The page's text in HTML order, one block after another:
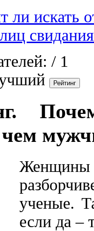
ли искать
свидания
/ 1
чем
Женщины
ученые.
если да –